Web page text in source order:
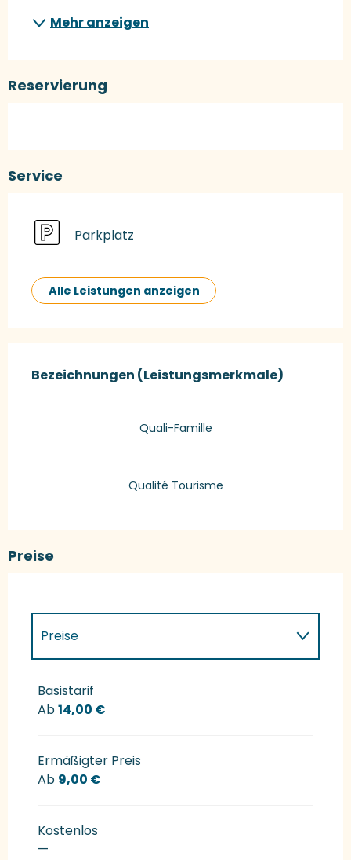
Mehr anzeigen
Reservierung
Service
Parkplatz
Alle Leistungen anzeigen
Bezeichnungen (Leistungsmerkmale)
Bezeichnungen (Leistungsmerkmale)
Quali-Famille
Qualité Tourisme
Preise
Preise
Preise 2027
Basistarif
Ab14,00 €
Ermäßigter Preis
Ab 9,00 €
Kostenlos
—